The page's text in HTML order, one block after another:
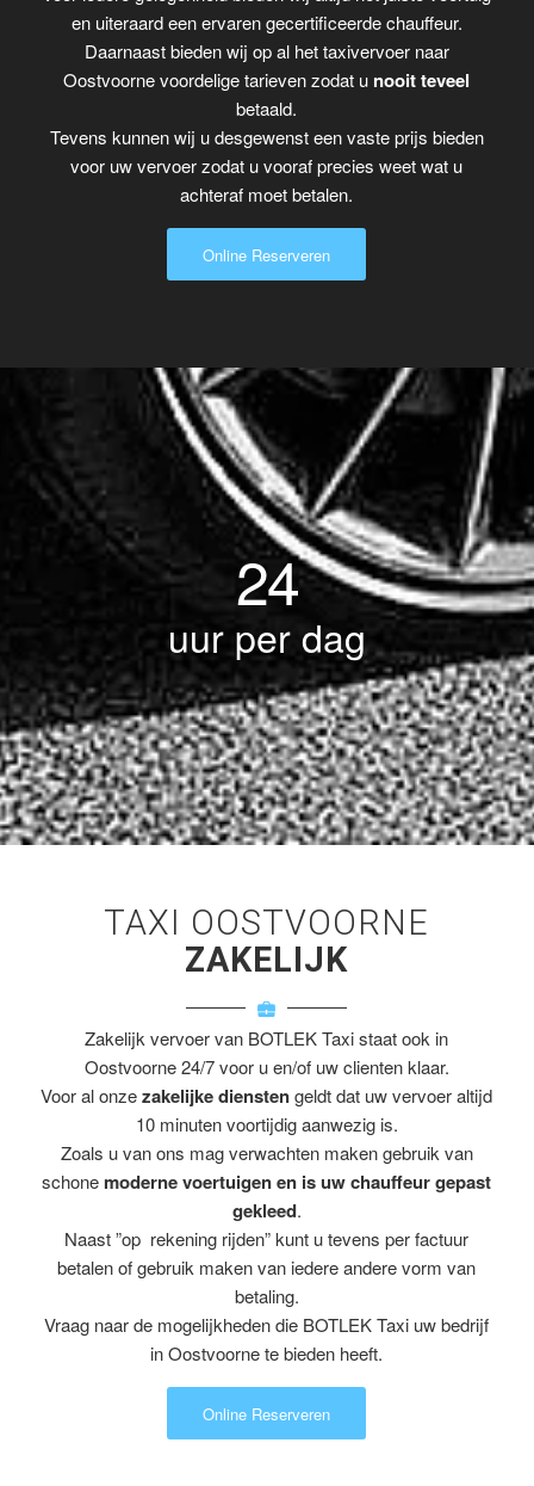
en uiteraard een ervaren gecertificeerde chauffeur.
Daarnaast bieden wij op al het taxivervoer naar
Oostvoorne voordelige tarieven zodat u nooit teveel
betaald.
Tevens kunnen wij u desgewenst een vaste prijs bieden
voor uw vervoer zodat u vooraf precies weet wat u
achteraf moet betalen.
Online Reserveren
24
uur per dag
TAXI OOSTVOORNE
ZAKELIJK
Zakelijk vervoer van BOTLEK Taxi staat ook in
Oostvoorne 24/7 voor u en/of uw clienten klaar.
Voor al onzezakelijke dienstengeldt dat uw vervoer altijd
10 minuten voortijdig aanwezig is.
Zoals u van ons mag verwachten maken gebruik van
schone moderne voertuigen en is uw chauffeur gepast
gekleed.
Naast ”op rekening rijden” kunt u tevens per factuur
betalen of gebruik maken van iedere andere vorm van
betaling.
Vraag naar de mogelijkheden die BOTLEK Taxi uw bedrijf
in Oostvoorne te bieden heeft.
Online Reserveren